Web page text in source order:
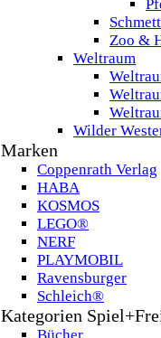
Zoo &
Weltraum
Wilder
Marken
Coppenrath Verlag
HABA
KOSMOS
LEGO®
NERF
PLAYMOBIL
Ravensburger
Schleich®
Kategorien